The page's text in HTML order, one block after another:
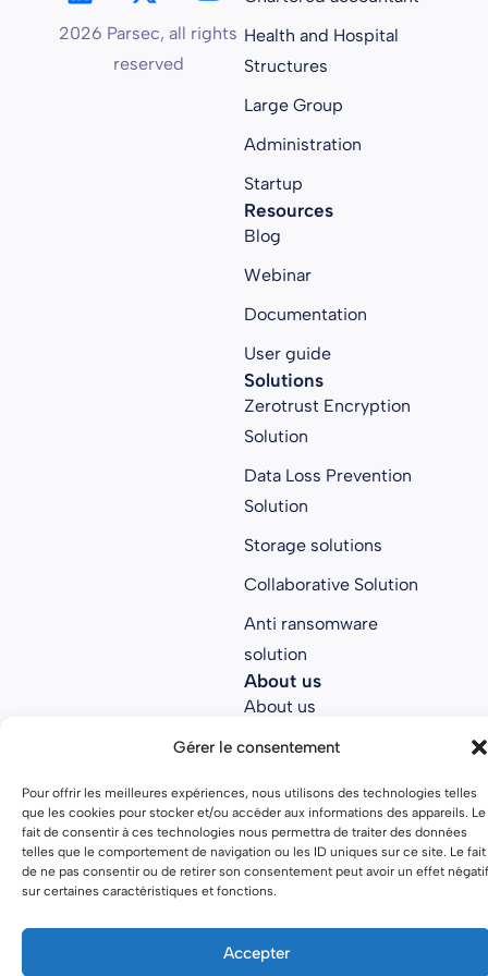
Gérer le consentement
Pour offrir les meilleures expériences, nous utilisons des technologies telles
que les cookies pour stocker et/ou accéder aux informations des appareils. Le
fait de consentir à ces technologies nous permettra de traiter des données
telles que le comportement de navigation ou les ID uniques sur ce site. Le fait
de ne pas consentir ou de retirer son consentement peut avoir un effet négatif
sur certaines caractéristiques et fonctions.
Accepter
2026 Parsec, all rights
reserved
Health and Hospital
Structures
Large Group
Administration
Startup
Resources
Blog
Webinar
Documentation
User guide
Solutions
Zerotrust Encryption
Solution
Data Loss Prevention
Solution
Storage solutions
Collaborative Solution
Anti ransomware
solution
About us
About us
Join Parsec
Partners
Open source